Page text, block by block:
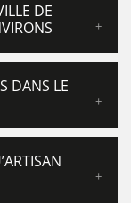
DE
DANS LE